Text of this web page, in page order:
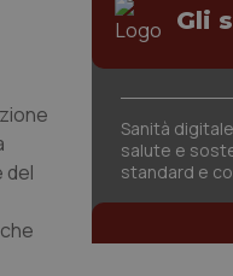
del
Gli
Sanità
salute e
standard e